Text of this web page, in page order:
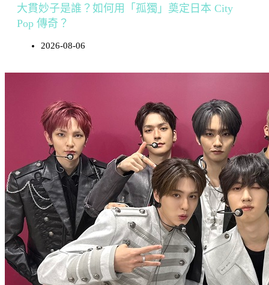
大貫妙子是誰？如何用「孤獨」奠定日本 City
Pop 傳奇？
2026-08-06